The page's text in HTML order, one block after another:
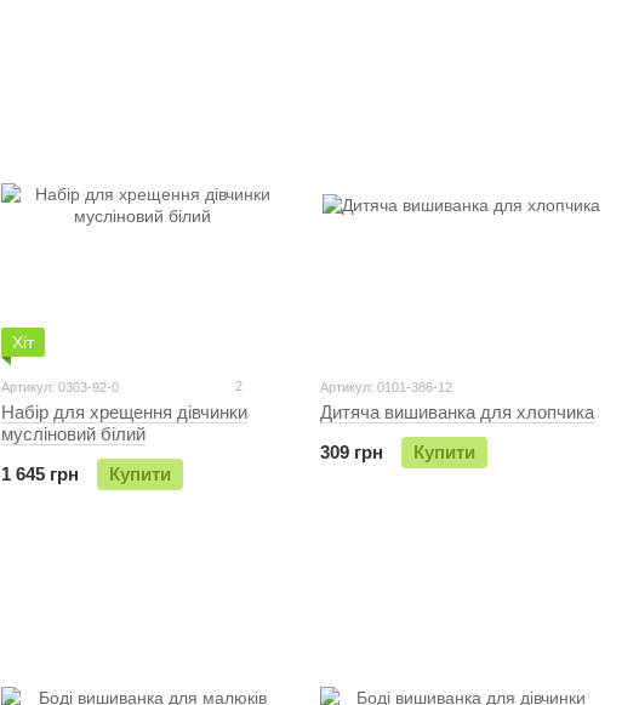
Хіт
Артикул: 0303-92-0 2
Набір для хрещення дівчинки
мусліновий білий
1 645 грн
Купити
Артикул: 0101-386-12
Дитяча вишиванка для хлопчика
309 грн
Купити